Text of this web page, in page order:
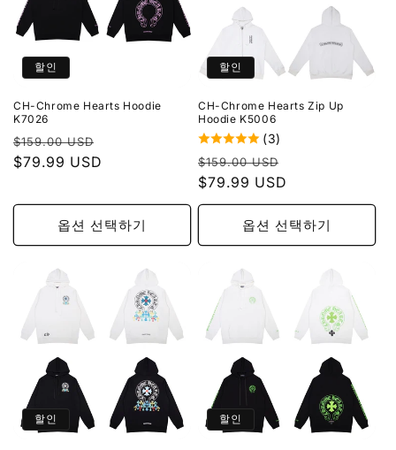
할인
CH-Chrome Hearts Hoodie
K7026
정
가
$159.00 USD
$79.99 USD
옵션 선택하기
할인
CH-Chrome Hearts Zip Up
Hoodie K5006
(3)
정
가
$159.00 USD
가
$79.99 USD
옵션 선택하기
할인 할인